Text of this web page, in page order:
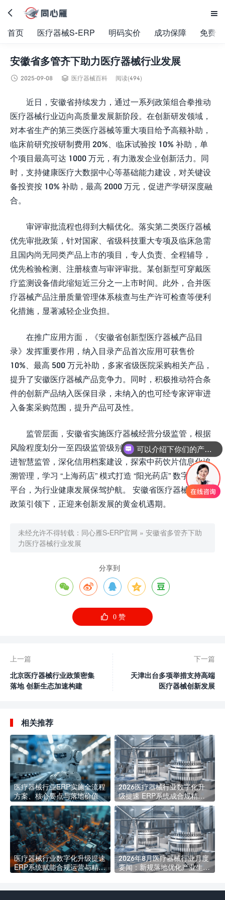
 
首页 医疗器械S-ERP 明码实价 成功保障 免费
安徽省多管齐下助力医疗器械行业发展
 2025-09-08  医疗器械百科 阅读(494)
近日，安徽省持续发力，通过一系列政策组合拳推动
医疗器械行业迈向高质量发展新阶段。在创新研发领域，
对本省生产的第三类医疗器械等重大项目给予高额补助，
临床前研究按研制费用 20%、临床试验按 10% 补助，单
个项目最高可达 1000 万元，有力激发企业创新活力。同
时，支持健康医疗大数据中心等基础能力建设，对关键设
备投资按 10% 补助，最高 2000 万元，促进产学研深度融
合。​
审评审批流程也得到大幅优化。落实第二类医疗器械
优先审批政策，针对国家、省级科技重大专项及临床急需
且国内尚无同类产品上市的项目，专人负责、全程辅导，
优先检验检测、注册核查与审评审批。某创新型可穿戴医
疗监测设备借此缩短近三分之一上市时间。此外，合并医
疗器械产品注册质量管理体系核查与生产许可检查等便利
化措施，显著减轻企业负担。​
在推广应用方面，《安徽省创新型医疗器械产品目
录》发挥重要作用，纳入目录产品首次应用可获售价
10%、最高 500 万元补助，多家省级医院采购相关产品，
提升了安徽医疗器械产品竞争力。同时，积极推动符合条
件的创新产品纳入医保目录，未纳入的也可经专家评审进
入备案采购范围，提升产品可及性。​
监管层面，安徽省实施医疗器械经营分级监管，根据
风险程度划分一至四级监管级别，精准配置监管资源。推
进智慧监管，深化信用档案建设，探索中药饮片信息化追
溯管理，学习 “上海药店” 模式打造 “阳光药店” 数字化服务
平台，为行业健康发展保驾护航。 安徽省医疗器械行业在
政策引领下，正迎来创新发展的黄金机遇期。
未经允许不得转载： 同心雁S-ERP官网 » 安徽省多管齐下助
力医疗器械行业发展
分享到
    
 0赞
上一篇
北京医疗器械行业政策密集
落地 创新生态加速构建
下一篇
天津出台多项举措支持高端
医疗器械创新发展​
相关推荐
医疗器械行业ERP实施全流程
方案、核心要点与落地价值
2026医疗器械行业数字化升
级提速 ERP系统成合规精益
管理核心标配
医疗器械行业数字化升级提速
ERP系统赋能合规运营与精益
2026年8月医疗器械行业月度
要闻：新规落地优化产业生态
可以介绍下你们的产品么